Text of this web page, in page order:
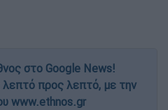
στο Google News!
λεπτό προς λεπτό, με την
www.ethnos.gr